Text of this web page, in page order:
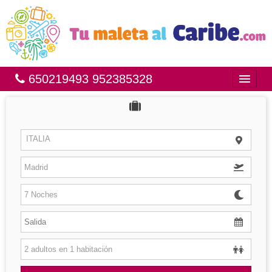
650219493 952385328
Bahía Príncipe
México
República Dominicana
Brasil
Islas
Hoteles
ITALIA